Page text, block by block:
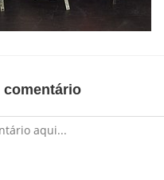
comentário